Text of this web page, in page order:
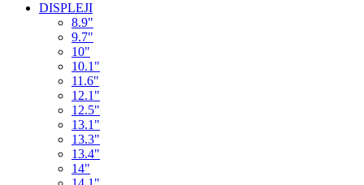
DISPLEJI
8.9"
9.7"
10"
10.1"
11.6"
12.1"
12.5"
13.1"
13.3"
13.4"
14"